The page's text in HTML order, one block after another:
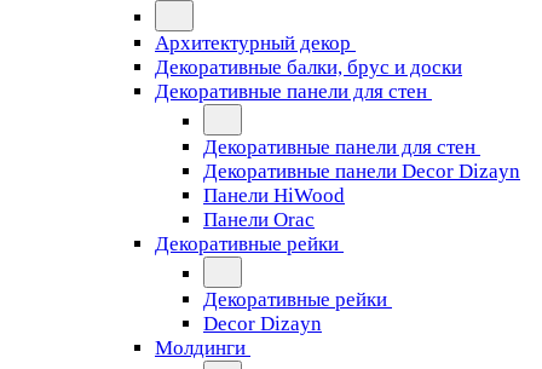
Архитектурный декор
Декоративные балки, брус и доски
Декоративные панели для стен
Декоративные панели для стен
Декоративные панели Decor Dizayn
Панели HiWood
Панели Orac
Декоративные рейки
Декоративные рейки
Decor Dizayn
Молдинги